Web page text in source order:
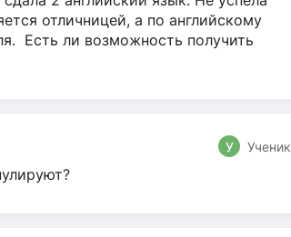
отличницей, а по английскому
Есть ли возможность получить
У Ученик